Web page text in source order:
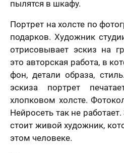
пылятся в шкафу.
Портрет на холсте по
подарков. Художник
отрисовывает эскиз на
это авторская работа, в
фон, детали образа,
эскиза портрет
хлопковом холсте.
Нейросеть так не
стоит живой художник,
этом человеке.
Пока не